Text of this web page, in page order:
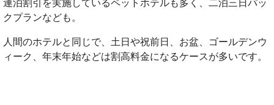
連泊割引を実施しているペットホテルも多く、二泊三日パッ
クプランなども。
人間のホテルと同じで、土日や祝前日、お盆、ゴールデンウ
ィーク、年末年始などは割高料金になるケースが多いです。